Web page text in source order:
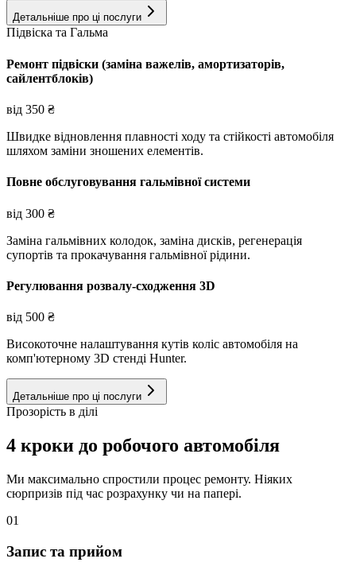
Детальніше про ці послуги
Підвіска та Гальма
Ремонт підвіски (заміна важелів, амортизаторів,
сайлентблоків)
від 350 ₴
Швидке відновлення плавності ходу та стійкості автомобіля
шляхом заміни зношених елементів.
Повне обслуговування гальмівної системи
від 300 ₴
Заміна гальмівних колодок, заміна дисків, регенерація
супортів та прокачування гальмівної рідини.
Регулювання розвалу-сходження 3D
від 500 ₴
Високоточне налаштування кутів коліс автомобіля на
комп'ютерному 3D стенді Hunter.
Детальніше про ці послуги
Прозорість в ділі
4 кроки до робочого автомобіля
Ми максимально спростили процес ремонту. Ніяких
сюрпризів під час розрахунку чи на папері.
01
Запис та прийом